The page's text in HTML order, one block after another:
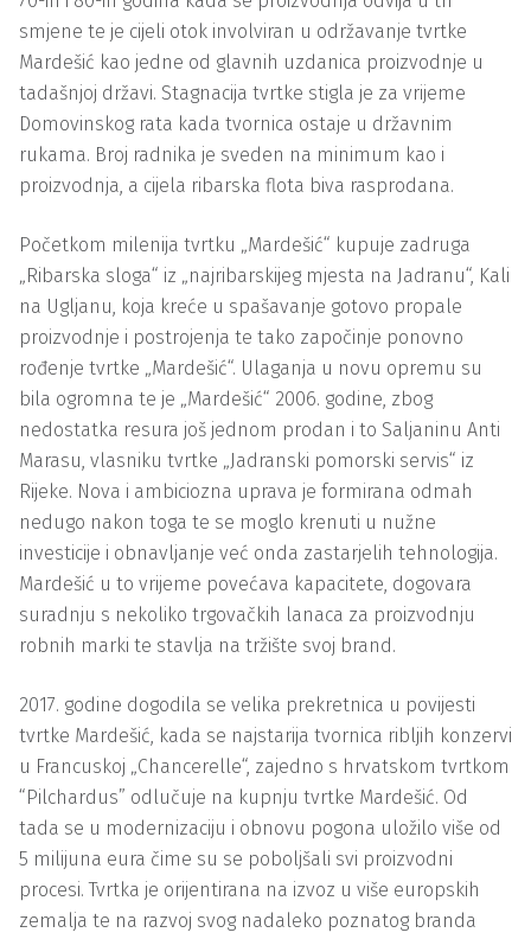
smjene te je cijeli otok involviran u održavanje tvrtke
Mardešić kao jedne od glavnih uzdanica proizvodnje u
tadašnjoj državi. Stagnacija tvrtke stigla je za vrijeme
Domovinskog rata kada tvornica ostaje u državnim
rukama. Broj radnika je sveden na minimum kao i
proizvodnja, a cijela ribarska flota biva rasprodana.
Početkom milenija tvrtku „Mardešić“ kupuje zadruga
„Ribarska sloga“ iz „najribarskijeg mjesta na Jadranu“, Kali
na Ugljanu, koja kreće u spašavanje gotovo propale
proizvodnje i postrojenja te tako započinje ponovno
rođenje tvrtke „Mardešić“. Ulaganja u novu opremu su
bila ogromna te je „Mardešić“ 2006. godine, zbog
nedostatka resura još jednom prodan i to Saljaninu Anti
Marasu, vlasniku tvrtke „Jadranski pomorski servis“ iz
Rijeke. Nova i ambiciozna uprava je formirana odmah
nedugo nakon toga te se moglo krenuti u nužne
investicije i obnavljanje već onda zastarjelih tehnologija.
Mardešić u to vrijeme povećava kapacitete, dogovara
suradnju s nekoliko trgovačkih lanaca za proizvodnju
robnih marki te stavlja na tržište svoj brand.
2017. godine dogodila se velika prekretnica u povijesti
tvrtke Mardešić, kada se najstarija tvornica ribljih konzervi
u Francuskoj „Chancerelle“, zajedno s hrvatskom tvrtkom
“Pilchardus” odlučuje na kupnju tvrtke Mardešić. Od
tada se u modernizaciju i obnovu pogona uložilo više od
5 milijuna eura čime su se poboljšali svi proizvodni
procesi. Tvrtka je orijentirana na izvoz u više europskih
zemalja te na razvoj svog nadaleko poznatog branda